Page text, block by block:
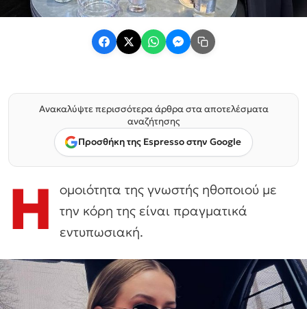
Ανακαλύψτε περισσότερα άρθρα στα αποτελέσματα
αναζήτησης
Προσθήκη της Espresso στην Google
Η
ομοιότητα της γνωστής ηθοποιού με
την κόρη της είναι πραγματικά
εντυπωσιακή.